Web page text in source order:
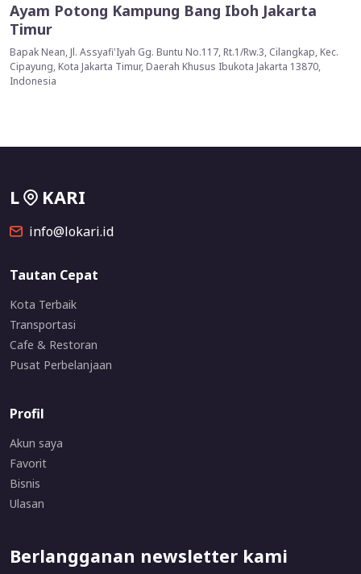
Ayam Potong Kampung Bang Iboh Jakarta
Timur
Bapak Nean, Jl. Assyafi'Iyah Gg. Buntu No.117, Rt.1/Rw.3, Cilangkap, Kec.
Cipayung, Kota Jakarta Timur, Daerah Khusus Ibukota Jakarta 13870,
Indonesia
L KARI
info@lokari.id
Tautan Cepat
Kota Terbaik
Transportasi
Cafe & Restoran
Pusat Perbelanjaan
Profil
Akun saya
Favorit
Bisnis
Ulasan
Berlangganan newsletter kami